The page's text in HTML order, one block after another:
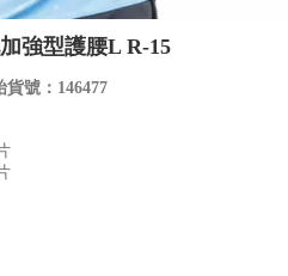
強型護腰L R-15
貨號：146477